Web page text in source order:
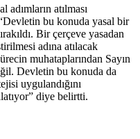
adımların atılması
bu konuda yasal bir
Bir çerçeve yasadan
adına atılacak
muhataplarından Sayın
Devletin bu konuda da
uygulandığını
diye belirtti.